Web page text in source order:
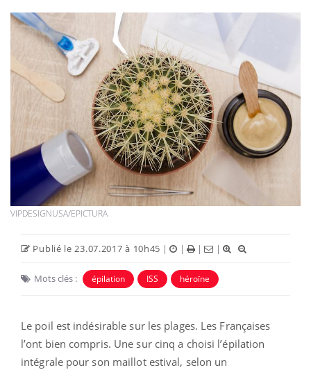
VIPDESIGNUSA/EPICTURA
Publié le 23.07.2017 à 10h45 | | | |
Mots clés : épilation ISS héroïne
Le poil est indésirable sur les plages. Les Françaises
l’ont bien compris. Une sur cinq a choisi l’épilation
intégrale pour son maillot estival, selon un